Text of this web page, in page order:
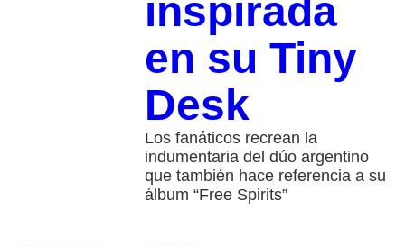
inspirada
en su Tiny
Desk
Los fanáticos recrean la
indumentaria del dúo argentino
que también hace referencia a su
álbum “Free Spirits”